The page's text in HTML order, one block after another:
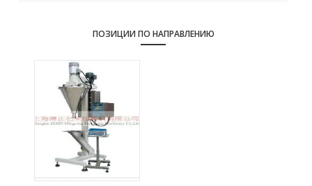
бункера)
бункера)
ПОЗИЦИИ ПО НАПРАВЛЕНИЮ